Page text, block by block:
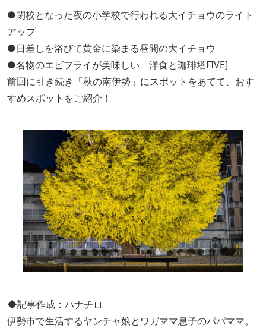
●閉校となった夜の小学校で行われる大イチョウのライト
アップ
●日差しを浴びて黄金に染まる昼間の大イチョウ
●名物のエビフライが美味しい「洋食と珈琲塔FIVE]
前回に引き続き「秋の南伊勢」にスポットをあてて、おす
すめスポットをご紹介！
◆記事作成：ハナチロ
伊勢市で生活するヤンチャ娘とワガママ息子のパパママ。